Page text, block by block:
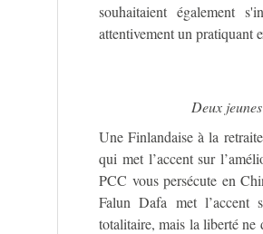
souhaitaient également
attentivement un pratiquant
Deux
Une Finlandaise à la
qui met l’accent sur
PCC vous persécute en
Falun Dafa met l’accent
totalitaire, mais la liberté ne